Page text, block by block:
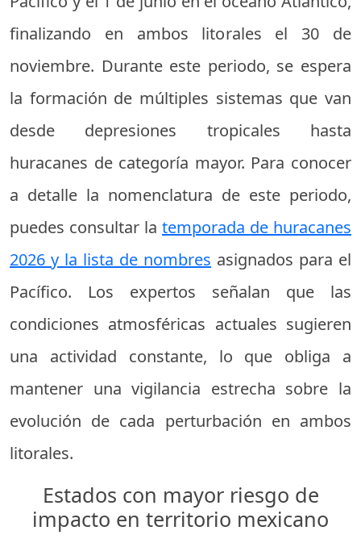
finalizando en ambos litorales el 30 de
noviembre. Durante este periodo, se espera
la formación de múltiples sistemas que van
desde depresiones tropicales hasta
huracanes de categoría mayor. Para conocer
a detalle la nomenclatura de este periodo,
puedes consultar la temporada de huracanes
2026 y la lista de nombres asignados para el
Pacífico. Los expertos señalan que las
condiciones atmosféricas actuales sugieren
una actividad constante, lo que obliga a
mantener una vigilancia estrecha sobre la
evolución de cada perturbación en ambos
litorales.
Estados con mayor riesgo de
impacto en territorio mexicano